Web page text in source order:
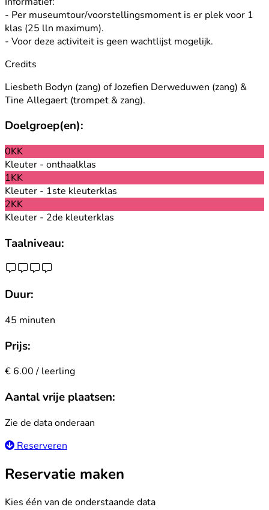
- Per museumtour/voorstellingsmoment is er plek voor 1
klas (25 lln maximum).
- Voor deze activiteit is geen wachtlijst mogelijk.
Credits
Liesbeth Bodyn (zang) of Jozefien Derweduwen (zang) &
Tine Allegaert (trompet & zang).
Doelgroep(en):
0KK
Kleuter - onthaalklas
1KK
Kleuter - 1ste kleuterklas
2KK
Kleuter - 2de kleuterklas
Taalniveau:
Duur:
45 minuten
Prijs:
€ 6.00 / leerling
Aantal vrije plaatsen:
Zie de data onderaan
Reserveren
Reservatie maken
Kies één van de onderstaande data